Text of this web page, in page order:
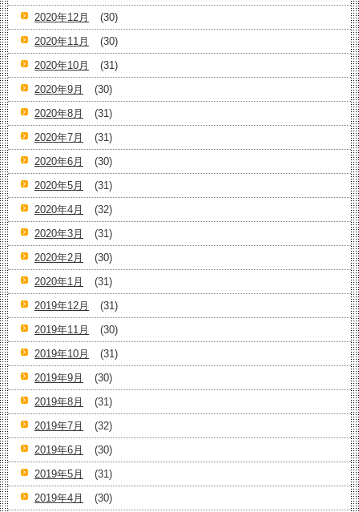
2020年12月
(30)
2020年11月
(30)
2020年10月
(31)
2020年9月
(30)
2020年8月
(31)
2020年7月
(31)
2020年6月
(30)
2020年5月
(31)
2020年4月
(32)
2020年3月
(31)
2020年2月
(30)
2020年1月
(31)
2019年12月
(31)
2019年11月
(30)
2019年10月
(31)
2019年9月
(30)
2019年8月
(31)
2019年7月
(32)
2019年6月
(30)
2019年5月
(31)
2019年4月
(30)